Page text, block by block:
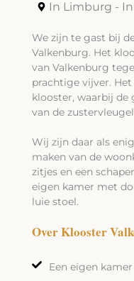
In Limburg -
We zijn te gast bij
Valkenburg. Het
van Valkenburg
prachtige vijver.
klooster, waarbij de
van de
Wij zijn daar als
maken van de
zitjes en een
eigen kamer met
luie stoel.
Over Klooster
Een eigen kamer